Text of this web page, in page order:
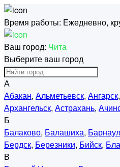
Время работы: Ежедневно,
Ваш город: Чита
Выберите ваш город
А
Абакан, Альметьевск, Ангарск,
Архангельск, Астрахань,
Б
Балаково, Балашиха, Барнаул
Бердск, Березники, Бийск,
В